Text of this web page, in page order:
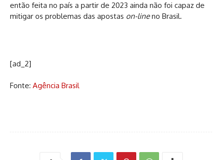
então feita no país a partir de 2023 ainda não foi capaz de
mitigar os problemas das apostas on-lineno Brasil.
[ad_2]
Fonte: Agência Brasil